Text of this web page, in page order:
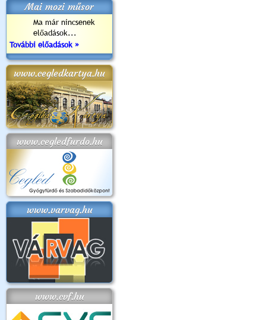
Mai mozi műsor
Ma már nincsenek
előadások...
További előadások »
www.cegledkartya.hu
www.cegledfurdo.hu
www.varvag.hu
www.cvf.hu